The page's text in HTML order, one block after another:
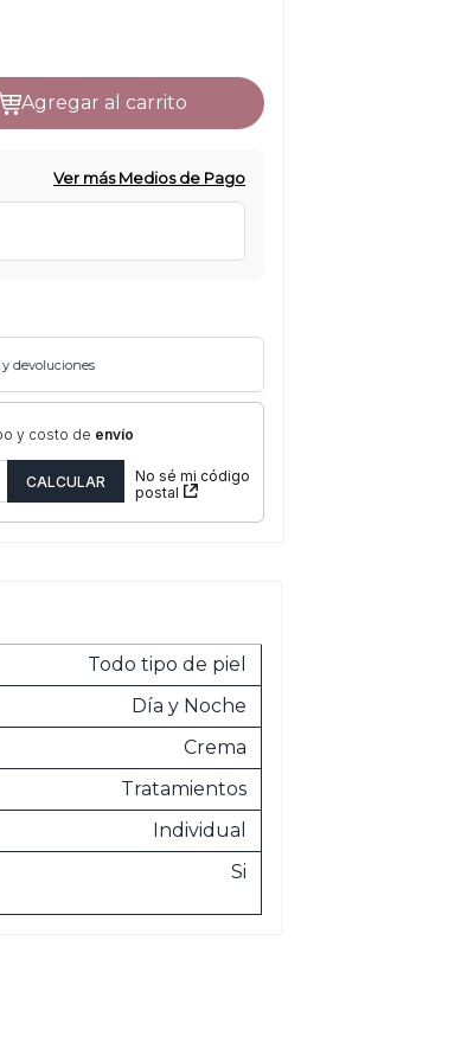
agregar al carrito
Ver más Medios de Pago
y devoluciones
y costo de envío
No sé mi código
postal
Todo tipo de piel
Día y Noche
Crema
Tratamientos
Individual
Si